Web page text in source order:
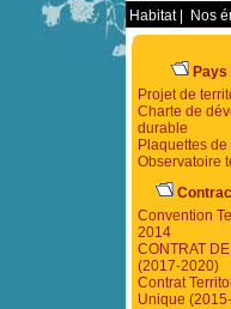
Habitat| Nos
Projet de
Charte de
durable
Plaquettes
Observatoire
Convention
2014
CONTRAT
(2017-2020)
Contrat
Unique